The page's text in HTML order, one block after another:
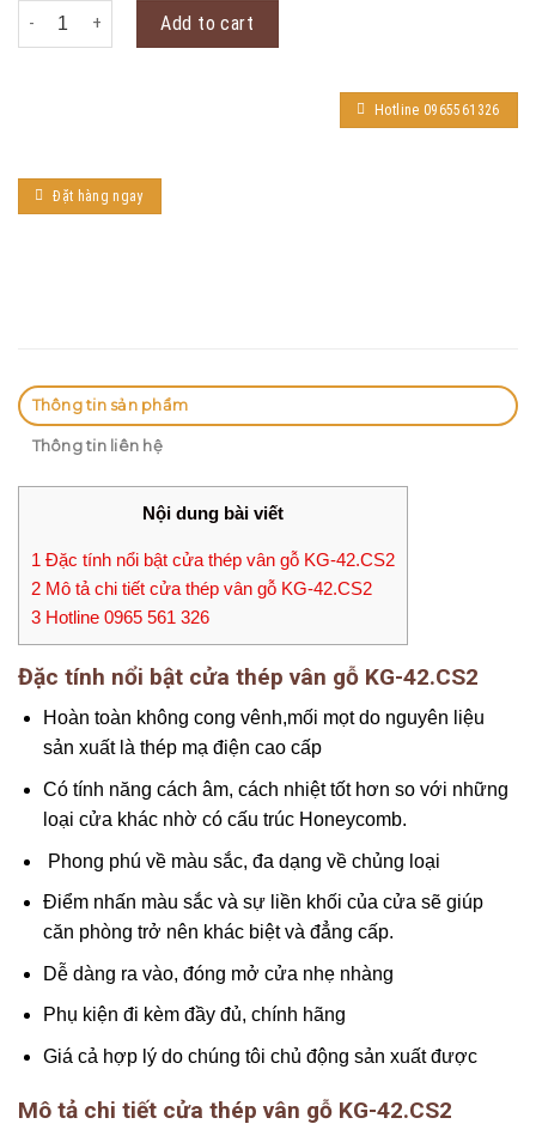
Cửa thép vân gỗ KG-42.CS2 quantity
Add to cart
Hotline 0965561326
Đặt hàng ngay
Thông tin sản phẩm
Thông tin liên hệ
Nội dung bài viết
1 Đặc tính nổi bật cửa thép vân gỗ KG-42.CS2
2 Mô tả chi tiết cửa thép vân gỗ KG-42.CS2
3 Hotline 0965 561 326
Đặc tính nổi bật cửa thép vân gỗ KG-42.CS2
Hoàn toàn không cong vênh,mối mọt do nguyên liệu
sản xuất là thép mạ điện cao cấp
Có tính năng cách âm, cách nhiệt tốt hơn so với những
loại cửa khác nhờ có cấu trúc Honeycomb.
Phong phú về màu sắc, đa dạng về chủng loại
Điểm nhấn màu sắc và sự liền khối của cửa sẽ giúp
căn phòng trở nên khác biệt và đẳng cấp.
Dễ dàng ra vào, đóng mở cửa nhẹ nhàng
Phụ kiện đi kèm đầy đủ, chính hãng
Giá cả hợp lý do chúng tôi chủ động sản xuất được
Mô tả chi tiết cửa thép vân gỗ KG-42.CS2